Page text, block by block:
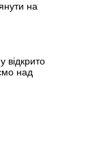
на
відкрито
над